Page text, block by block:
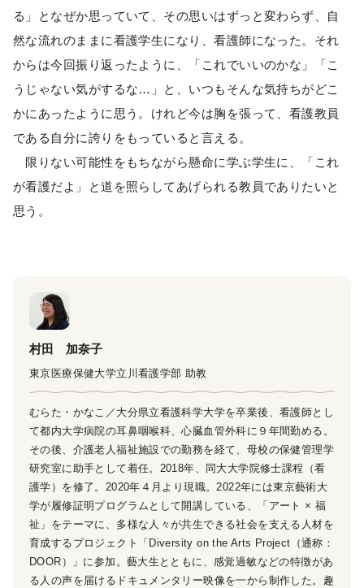
る」となぜか思っていて、その思いはずっと変わらず、自
然な流れのままに看護学生になり、看護師になった。それ
からは今回振り返ったように、「これでいいのかな」「こ
うじゃない気がするな…」と、いつもそんな気持ちがどこ
かにあったように思う。けれど今は胸を張って、看護教員
である自分に誇りをもっていると言える。
限りない可能性をもちながら懸命に学ぶ学生に、「これ
が看護だよ」と道を照らしてあげられる教員でありたいと
思う。
村田 加奈子
東京医療保健大学立川看護学部 助教
むらた・かなこ／大分県立看護科学大学を卒業後、看護師とし
て都内大学病院の耳鼻咽喉科、心臓血管外科に９年間勤める。
その後、介護老人福祉施設での勤務を経て、母校の保健管理学
研究室に助手として着任。2018年、同大大学院修士課程（看
護学）を修了。2020年４月より現職。2022年には東京藝術大
学が履修証明プログラムとして開講している、「アート × 福
祉」をテーマに、多様な人々が共生できる社会を支える人材を
育成するプロジェクト「Diversity on the Arts Project（通称：
DOOR）」に参加。藝大生とともに、感覚過敏などの特徴があ
る人の声を届けるドキュメンタリー映像を一から制作した。趣